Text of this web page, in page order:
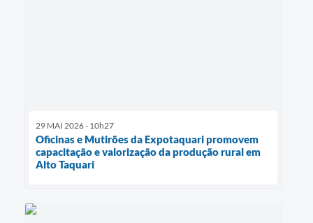
29 MAI 2026 - 10h27
Oficinas e Mutirões da Expotaquari promovem
capacitação e valorização da produção rural em
Alto Taquari